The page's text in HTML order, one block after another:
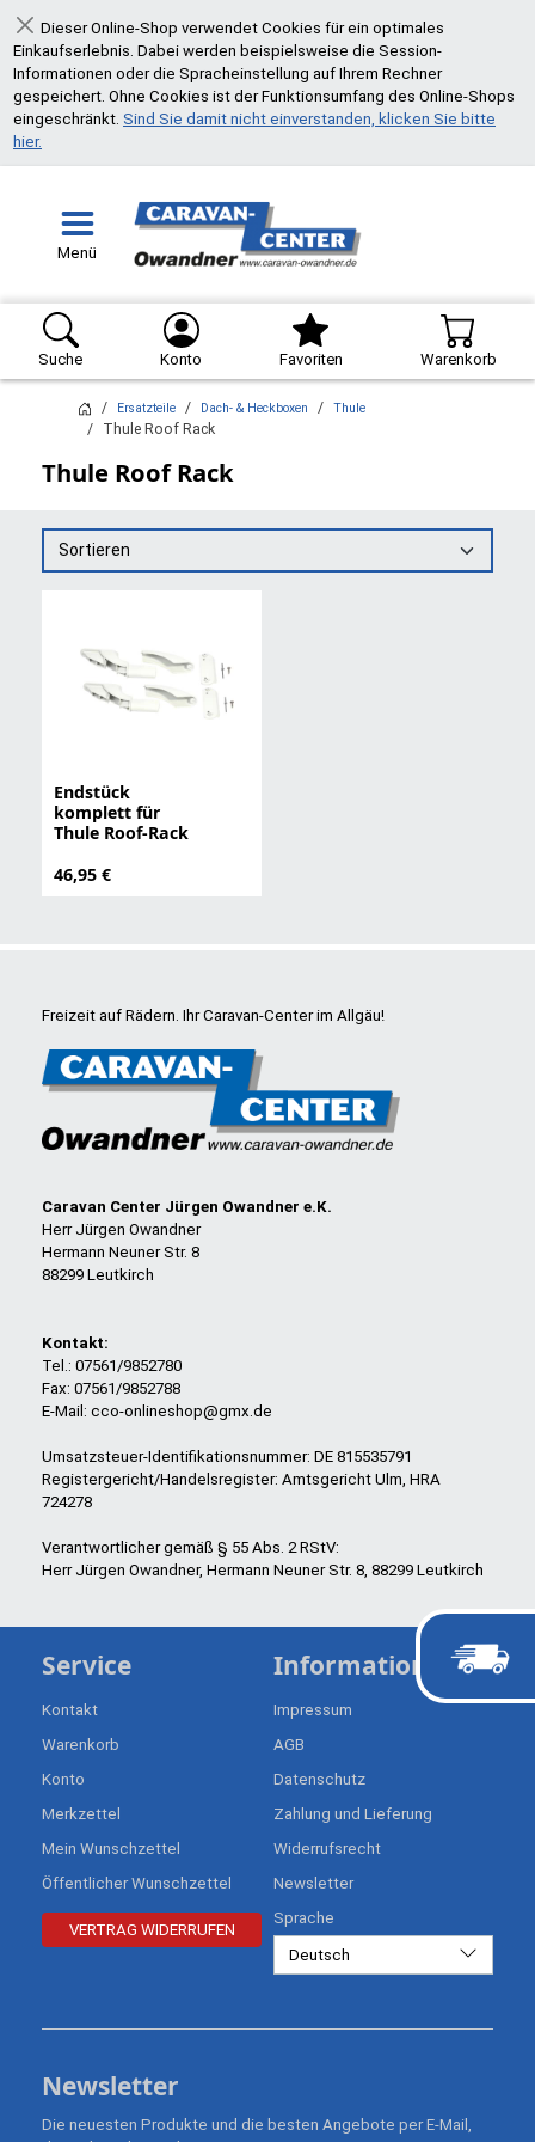
Schließen
Dieser Online-Shop verwendet Cookies für ein optimales
Einkaufserlebnis. Dabei werden beispielsweise die Session-
Informationen oder die Spracheinstellung auf Ihrem Rechner
gespeichert. Ohne Cookies ist der Funktionsumfang des Online-Shops
eingeschränkt. Sind Sie damit nicht einverstanden, klicken Sie bitte
hier.
Menü
Suche Konto Favoriten Warenkorb
Ersatzteile Dach- & Heckboxen Thule
Thule Roof Rack
Thule Roof Rack
Sortieren
Endstück
komplett für
Thule Roof-Rack
46,95 €
Freizeit auf Rädern. Ihr Caravan-Center im Allgäu!
Caravan Center Jürgen Owandner e.K.
Herr Jürgen Owandner
Hermann Neuner Str. 8
88299 Leutkirch
Kontakt:
Tel.: 07561/9852780
Fax: 07561/9852788
E-Mail: cco-onlineshop@gmx.de
Umsatzsteuer-Identifikationsnummer: DE 815535791
Registergericht/Handelsregister: Amtsgericht Ulm, HRA
724278
Verantwortlicher gemäß § 55 Abs. 2 RStV:
Herr Jürgen Owandner, Hermann Neuner Str. 8, 88299 Leutkirch
Service
Kontakt
Warenkorb
Konto
Merkzettel
Mein Wunschzettel
Öffentlicher Wunschzettel
VERTRAG WIDERRUFEN
Informationen
Impressum
AGB
Datenschutz
Zahlung und Lieferung
Widerrufsrecht
Newsletter
Sprache
Deutsch
Newsletter
Die neuesten Produkte und die besten Angebote per E-Mail,